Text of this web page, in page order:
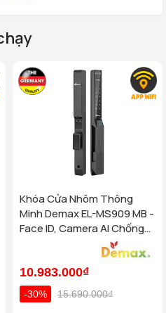
làm hỏng, hoen gỉ,...
thiết kế bảo mật cả 2 mặt, vào
khẩu tránh trường hợp treo
thông qua các khe hở để mở
bảo mật.
Khóa Cửa Nhôm Thông
Minh Demax EL-MS909 MB -
Face ID, Camera AI Chống
Nước IP66 Cho Cửa Nhôm
10.983.000₫
-30% 15.690.000₫